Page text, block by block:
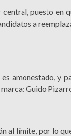
puesto en
a
amonestado, y
Guido
al límite, por lo